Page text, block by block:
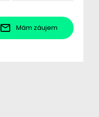
Mám záujem